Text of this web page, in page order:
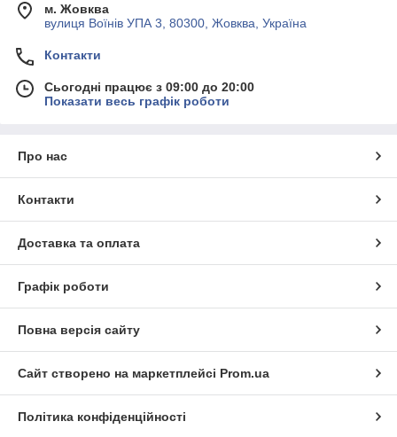
м. Жовква
вулиця Воїнів УПА 3, 80300, Жовква, Україна
Контакти
Сьогодні працює з 09:00 до 20:00
Показати весь графік роботи
Про нас
Контакти
Доставка та оплата
Графік роботи
Повна версія сайту
Сайт створено на маркетплейсі Prom.ua
Політика конфіденційності